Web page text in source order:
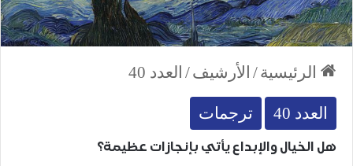
الرئيسية/ الأرشيف/ العدد 40
العدد 40 ترجمات
هل الخيال والإبداع يأتي بإنجازات عظيمة؟